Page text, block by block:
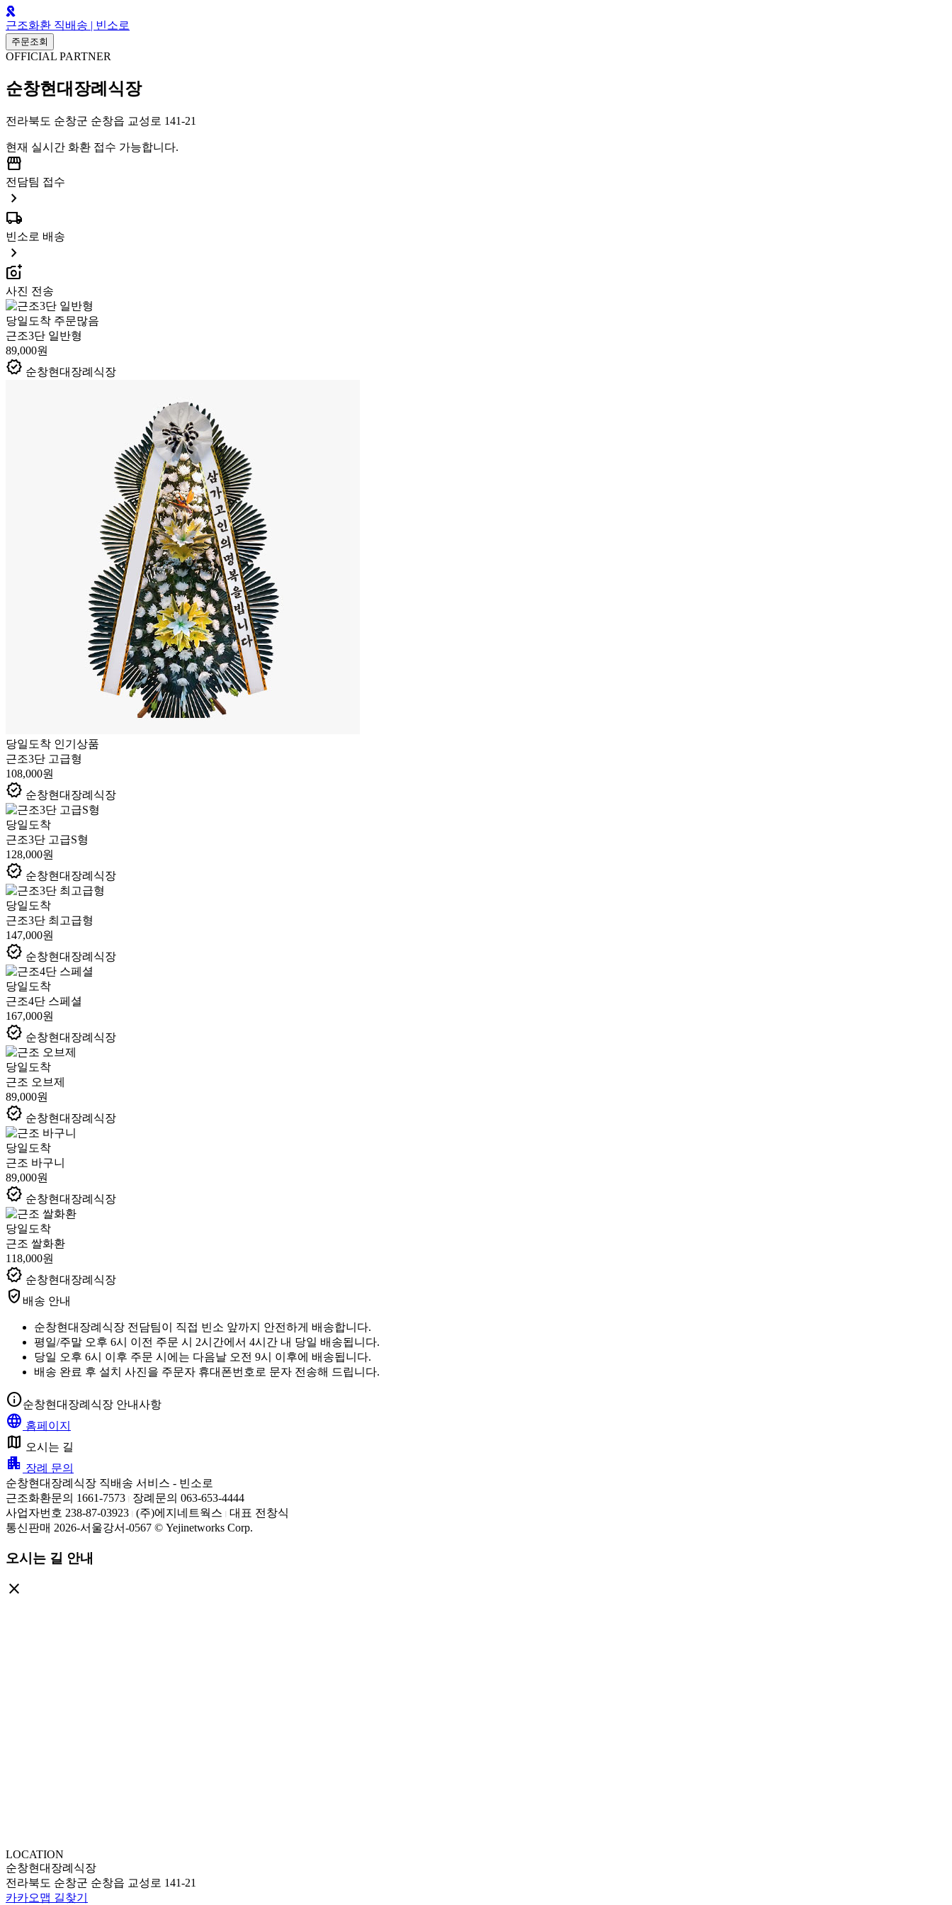
근조화환 직배송 | 빈소로
주문조회
OFFICIAL PARTNER
순창현대장례식장
전라북도 순창군 순창읍 교성로 141-21
현재 실시간 화환 접수 가능합니다.
storefront
전담팀 접수
chevron_right
local_shipping
빈소로 배송
chevron_right
add_a_photo
사진 전송
당일도착 주문많음
근조3단 일반형
89,000원
verified 순창현대장례식장
당일도착 인기상품
근조3단 고급형
108,000원
verified 순창현대장례식장
당일도착
근조3단 고급S형
128,000원
verified 순창현대장례식장
당일도착
근조3단 최고급형
147,000원
verified 순창현대장례식장
당일도착
근조4단 스페셜
167,000원
verified 순창현대장례식장
당일도착
근조 오브제
89,000원
verified 순창현대장례식장
당일도착
근조 바구니
89,000원
verified 순창현대장례식장
당일도착
근조 쌀화환
118,000원
verified 순창현대장례식장
verified_user 배송 안내
순창현대장례식장 전담팀이 직접 빈소 앞까지 안전하게 배송합니다.
평일/주말 오후 6시 이전 주문 시 2시간에서 4시간 내 당일 배송됩니다.
당일 오후 6시 이후 주문 시에는 다음날 오전 9시 이후에 배송됩니다.
배송 완료 후 설치 사진을 주문자 휴대폰번호로 문자 전송해 드립니다.
info순창현대장례식장 안내사항
language 홈페이지
map 오시는 길
apartment 장례 문의
순창현대장례식장 직배송 서비스 - 빈소로
근조화환문의 1661-7573
장례문의 063-653-4444
사업자번호 238-87-03923 (주)에지네트웍스
대표 전창식
통신판매 2026-서울강서-0567 © Yejinetworks Corp.
오시는 길 안내
close
LOCATION
순창현대장례식장
전라북도 순창군 순창읍 교성로 141-21
카카오맵 길찾기